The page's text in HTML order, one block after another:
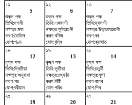
১১
5
শুক্ল পক্ষ
তিথি:দশমী
নক্ষত্র:মঘা
করণ:তৈতিল
যোগ:গণ্ড
১২
6
শুক্ল পক্ষ
তিথি:একাদশী
নক্ষত্র:পূর্বফাল্গুনী
করণ:বণিজ
যোগ:বৃদ্ধি
১৩
7
শুক্ল পক্ষ
তিথি:দ্বাদশী
নক্ষত্র:উত্তরফাল্গুনী
করণ:বব
যোগ:ব্যাঘাত
১৮
12
কৃষ্ণ পক্ষ
তিথি:দ্বিতীয়া
নক্ষত্র:অনুরাধা
করণ:গর
যোগ:বরীয়ান
১৯
13
কৃষ্ণ পক্ষ
তিথি:তৃতীয়া
নক্ষত্র:জ্যেষ্ঠা
করণ:বিষ্টি
যোগ:পরিঘ
২০
14
কৃষ্ণ পক্ষ
তিথি:চতুর্থী
নক্ষত্র:মূলা
করণ:বালব
যোগ:শিব
২৫
19
২৬
20
২৭
21